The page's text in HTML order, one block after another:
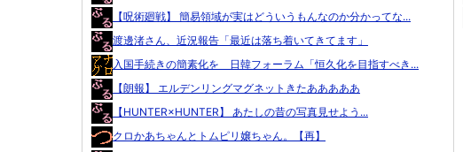
【呪術廻戦】 簡易領域が実はどういうもんなのか分かってな...
渡邊渚さん、近況報告「最近は落ち着いてきてます」
入国手続きの簡素化を 日韓フォーラム「恒久化を目指すべき...
【朗報】 エルデンリングマグネットきたあああああ
【HUNTER×HUNTER】 あたしの昔の写真見せよう...
クロかあちゃんとトムピリ嬢ちゃん。【再】